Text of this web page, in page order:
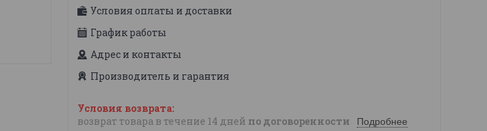
Условия оплаты и доставки
График работы
Адрес и контакты
Производитель и гарантия
возврат товара в течение 14 дней по договоренности Подробнее